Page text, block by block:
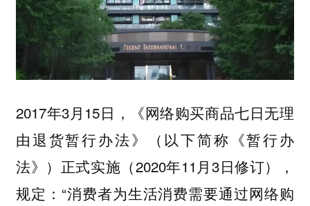
2017年3月15日，《网络购买商品七日无理
由退货暂行办法》（以下简称《暂行办
法》）正式实施（2020年11月3日修订），
规定：“消费者为生活消费需要通过网络购